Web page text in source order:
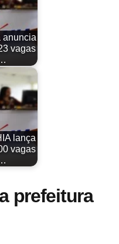
anuncia
vagas
lança
vagas
prefeitura